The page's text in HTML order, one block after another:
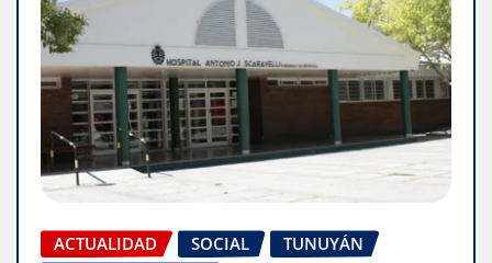
ACTUALIDAD SOCIAL
TUNUYÁN